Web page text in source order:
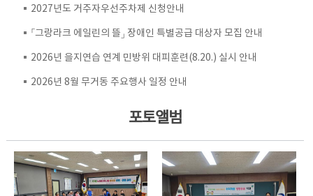
2027년도 거주자우선주차제 신청안내
「그랑라크 에일린의 뜰」 장애인 특별공급 대상자 모집 안내
2026년 을지연습 연계 민방위 대피훈련(8.20.) 실시 안내
2026년 8월 무거동 주요행사 일정 안내
포토앨범